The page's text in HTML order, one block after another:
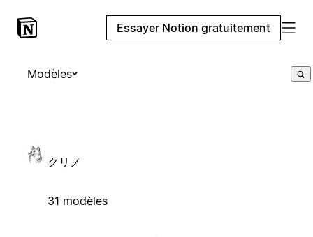
Essayer Notion gratuitement
Modèles
クリノ
31 modèles